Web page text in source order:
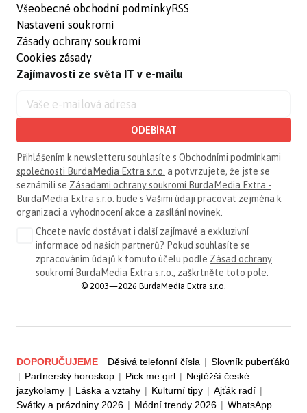
Všeobecné obchodní podmínky
Nastavení soukromí
Zásady ochrany soukromí
Cookies zásady
RSS
Zajímavosti ze světa IT v e-mailu
ODEBÍRAT
Přihlášením k newsletteru souhlasíte s Obchodními podmínkami
společnosti BurdaMedia Extra s.r.o. a potvrzujete, že jste se
seznámili se Zásadami ochrany soukromí BurdaMedia Extra -
BurdaMedia Extra s.r.o. bude s Vašimi údaji pracovat zejména k
organizaci a vyhodnocení akce a zasílání novinek.
Chcete navíc dostávat i další zajímavé a exkluzivní
informace od našich partnerů? Pokud souhlasíte se
zpracováním údajů k tomuto účelu podle Zásad ochrany
soukromí BurdaMedia Extra s.r.o., zaškrtněte toto pole.
© 2003—2026 BurdaMedia Extra s.r.o.
DOPORUČUJEME Děsivá telefonní čísla | Slovník puberťáků
| Partnerský horoskop | Pick me girl | Nejtěžší české
jazykolamy | Láska a vztahy | Kulturní tipy | Ajťák radí |
Svátky a prázdniny 2026 | Módní trendy 2026 | WhatsApp